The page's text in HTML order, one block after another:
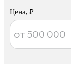
Цена, ₽